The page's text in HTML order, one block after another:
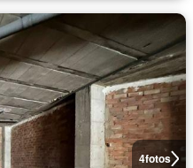
4fotos